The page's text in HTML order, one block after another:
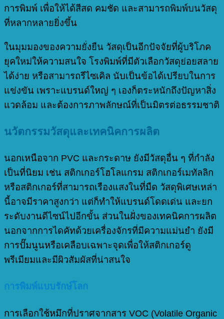
การพิมพ์ เพื่อให้ได้สีสด คมชัด และสามารถพิมพ์บนวัสดุ
ที่หลากหลายยิ่งขึ้น
ในมุมมองของความยั่งยืน วัสดุเป็นอีกปัจจัยที่ผู้บริโภค
ยุคใหม่ให้ความสนใจ โรงพิมพ์ที่มีตัวเลือกวัสดุย่อยสลาย
ได้ง่าย หรือสามารถรีไซเคิล นับเป็นข้อได้เปรียบในการ
แข่งขัน เพราะแบรนด์ใหญ่ ๆ เองก็ตระหนักถึงปัญหาสิ่ง
แวดล้อม และต้องการภาพลักษณ์ที่เป็นมิตรต่อธรรมชาติ
นวัตกรรมวัสดุและเทคนิคการผลิต
นอกเหนือจาก PVC และกระดาษ ยังมีวัสดุอื่น ๆ ที่กำลัง
เป็นที่นิยม เช่น สติกเกอร์โฮโลแกรม สติกเกอร์เมทัลลิก
หรือสติกเกอร์ที่สามารถเรืองแสงในที่มืด วัสดุพิเศษเหล่า
นี้อาจมีราคาสูงกว่า แต่ก็ทำให้แบรนด์โดดเด่น และยก
ระดับงานดีไซน์ไปอีกขั้น ส่วนในฝั่งของเทคนิคการผลิต
นอกจากการไดคัทด้วยเครื่องจักรที่มีความแม่นยำ ยังมี
การปั๊มนูนหรือเคลือบเฉพาะจุดเพื่อให้สติกเกอร์ดู
พรีเมียมและมีผิวสัมผัสที่น่าสนใจ
การพิมพ์แบบรักษ์โลก
การเลือกใช้หมึกที่ปราศจากสาร VOC (Volatile Organic